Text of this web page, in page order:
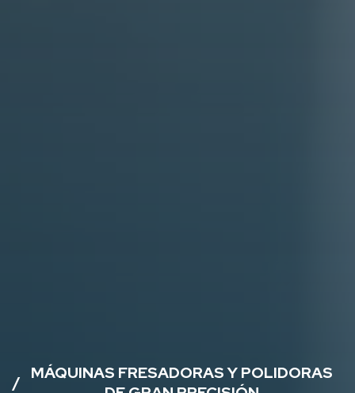
/ MÁQUINAS FRESADORAS Y POLIDORAS